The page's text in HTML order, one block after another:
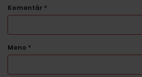
Komentár *
Meno *